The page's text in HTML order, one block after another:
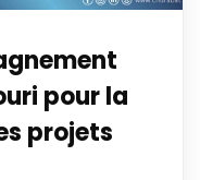
pour la
projets